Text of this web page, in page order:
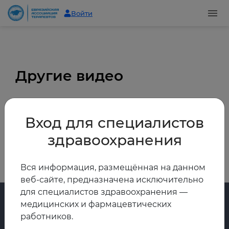
Войти
Другие видео
Все видео
Вход для специалистов
здравоохранения
Вся информация, размещённая на данном
веб-сайте, предназначена исключительно
для специалистов здравоохранения —
медицинских и фармацевтических
работников.